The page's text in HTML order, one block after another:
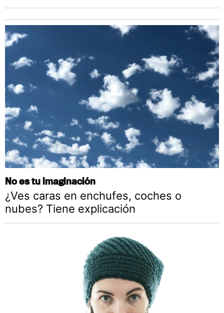
No es tu imaginación
¿Ves caras en enchufes, coches o
nubes? Tiene explicación